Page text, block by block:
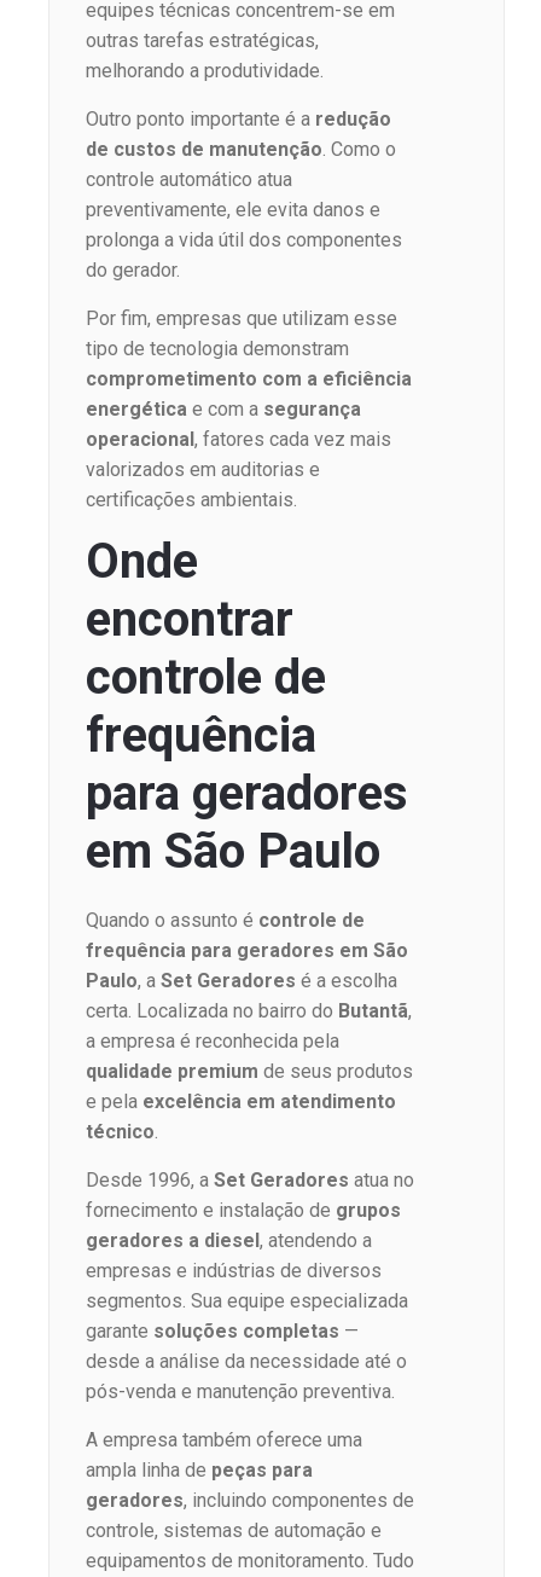
equipes técnicas concentrem-se em
outras tarefas estratégicas,
melhorando a produtividade.
Outro ponto importante é a redução
de custos de manutenção . Como o
controle automático atua
preventivamente, ele evita danos e
prolonga a vida útil dos componentes
do gerador.
Por fim, empresas que utilizam esse
tipo de tecnologia demonstram
comprometimento com a eficiência
energética e com a segurança
operacional, fatores cada vez mais
valorizados em auditorias e
certificações ambientais.
Onde
encontrar
controle de
frequência
para geradores
em São Paulo
Quando o assunto é controle de
frequência para geradores em São
Paulo, a Set Geradores é a escolha
certa. Localizada no bairro do Butantã,
a empresa é reconhecida pela
qualidade premium de seus produtos
e pela excelência em atendimento
técnico
Desde 1996, a Set Geradores atua no
fornecimento e instalação de grupos
geradores a diesel, atendendo a
empresas e indústrias de diversos
segmentos. Sua equipe especializada
garante soluções completas —
desde a análise da necessidade até o
pós-venda e manutenção preventiva.
A empresa também oferece uma
ampla linha de peças para
geradores, incluindo componentes de
controle, sistemas de automação e
equipamentos de monitoramento. Tudo